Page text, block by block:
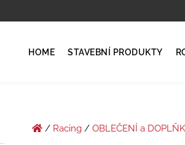
HOME STAVEBNÍ PRODUKTY
/ Racing/ OBLEČENÍ a